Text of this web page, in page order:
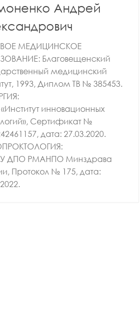
Андрей
МЕДИЦИНСКОЕ
Благовещенский
медицинский
1993, Диплом ТВ № 385453.
инновационных
Сертификат №
дата: 27.03.2020.
ДПО РМАНПО Минздрава
Протокол № 175, дата: